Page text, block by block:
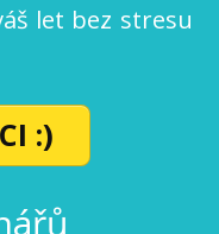
let bez stresu
:)